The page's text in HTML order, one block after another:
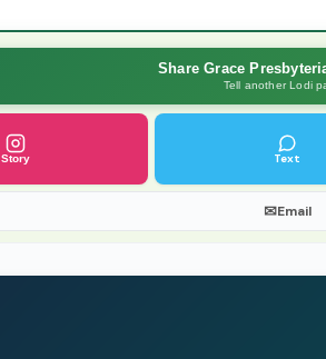
Share Grace
Tell another Lodi
Story Text
✉Email